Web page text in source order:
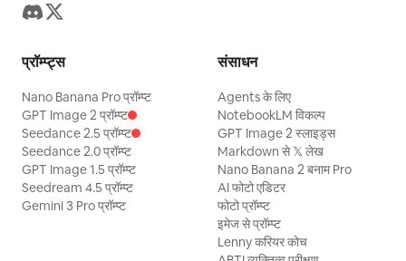
प्रॉम्प्ट्स
Nano Banana Pro प्रॉम्प्ट
GPT Image 2 प्रॉम्प्ट
Seedance 2.5 प्रॉम्प्ट
Seedance 2.0 प्रॉम्प्ट
GPT Image 1.5 प्रॉम्प्ट
Seedream 4.5 प्रॉम्प्ट
Gemini 3 Pro प्रॉम्प्ट
संसाधन
Agents के लिए
NotebookLM विकल्प
GPT Image 2 स्लाइड्स
Markdown से 𝕏 लेख
Nano Banana 2 बनाम Pro
AI फोटो एडिटर
फोटो प्रॉम्प्ट
इमेज से प्रॉम्प्ट
Lenny करियर कोच